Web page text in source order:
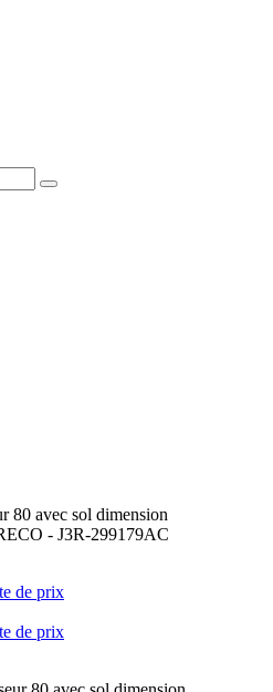
80 avec sol dimension
- J3R-299179AC
de prix
de prix